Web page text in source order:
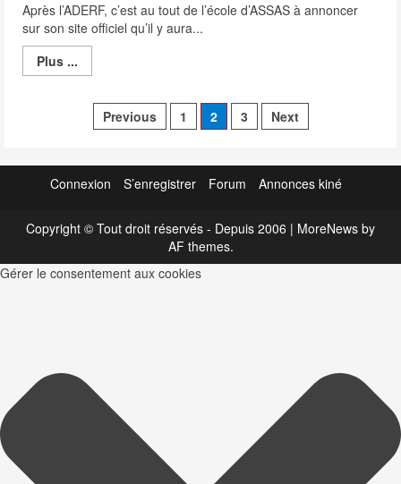
Après l’ADERF, c’est au tout de l’école d’ASSAS à annoncer
sur son site officiel qu’il y aura...
Plus ...
more
2016
date
Pagination
publications
Previous 1 2 3 Next
Connexion S’enregistrer Forum Annonces kiné
Copyright © Tout droit réservés - Depuis 2006 | MoreNews by
AF themes.
Gérer le consentement aux cookies